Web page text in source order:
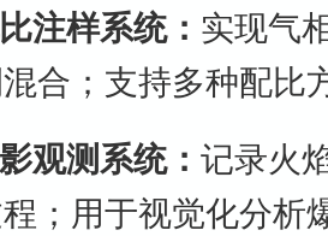
注样系统： 实现气
合；支持多种配比
观测系统：记录火
；用于视觉化分析